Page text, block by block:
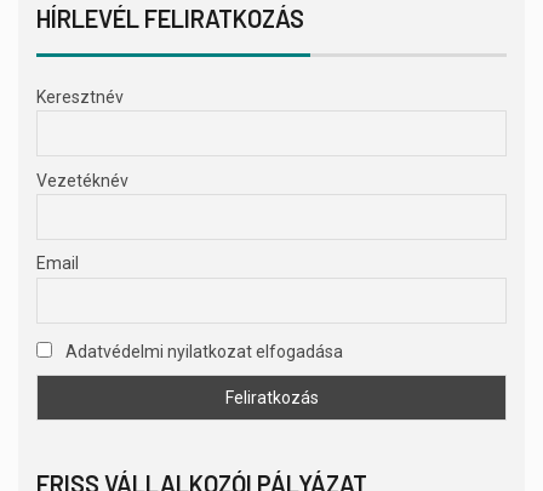
HÍRLEVÉL FELIRATKOZÁS
Keresztnév
Vezetéknév
Email
Adatvédelmi nyilatkozat elfogadása
FRISS VÁLLALKOZÓI PÁLYÁZAT